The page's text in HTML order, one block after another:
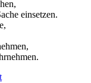
,
einsetzen.
,
,